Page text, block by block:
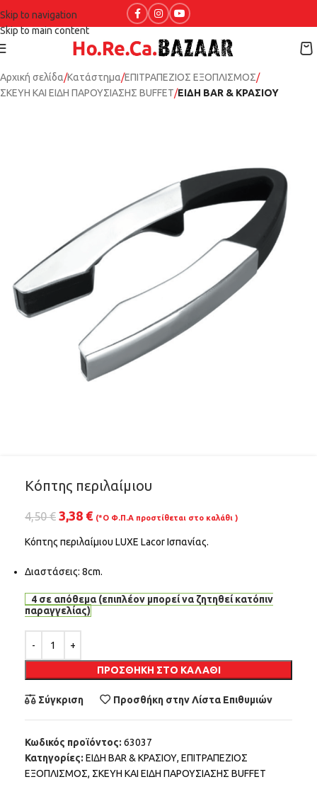
Skip to navigation
Skip to main content
Αρχική σελίδα Κατάστημα ΕΠΙΤΡΑΠΕΖΙΟΣ ΕΞΟΠΛΙΣΜΟΣ
ΣΚΕΥΗ ΚΑΙ ΕΙΔΗ ΠΑΡΟΥΣΙΑΣΗΣ BUFFET ΕΙΔΗ BAR & ΚΡΑΣΙΟΥ
Κόπτης περιλαίμιου
4,50€ 3,38 € (*Ο Φ.Π.Α προστίθεται στο καλάθι )
Κόπτης περιλαίμιου LUXE Lacor Ισπανίας.
Διαστάσεις: 8cm.
4 σε απόθεμα (επιπλέον μπορεί να ζητηθεί κατόπιν
παραγγελίας)
ΠΡΟΣΘΉΚΗ ΣΤΟ ΚΑΛΆΘΙ
Σύγκριση Προσθήκη στην Λίστα Επιθυμιών
Κωδικός προϊόντος: 63037
Κατηγορίες: ΕΙΔΗ BAR & ΚΡΑΣΙΟΥ, ΕΠΙΤΡΑΠΕΖΙΟΣ
ΕΞΟΠΛΙΣΜΟΣ, ΣΚΕΥΗ ΚΑΙ ΕΙΔΗ ΠΑΡΟΥΣΙΑΣΗΣ BUFFET